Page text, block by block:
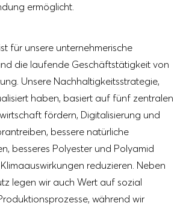
ermöglicht.
ist für unsere unternehmerische
die laufende Geschäftstätigkeit von
Unsere Nachhaltigkeitsstrategie,
haben, basiert auf fünf zentralen
fördern, Digitalisierung und
bessere natürliche
besseres Polyester und Polyamid
reduzieren. Neben
legen wir auch Wert auf sozial
während wir